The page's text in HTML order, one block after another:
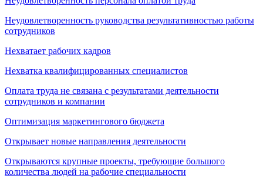
Неудовлетворенность руководства результативностью работы
сотрудников
Нехватает рабочих кадров
Нехватка квалифицированных специалистов
Оплата труда не связана с результатами деятельности
сотрудников и компании
Оптимизация маркетингового бюджета
Открывает новые направления деятельности
Открываются крупные проекты, требующие большого
количества людей на рабочие специальности